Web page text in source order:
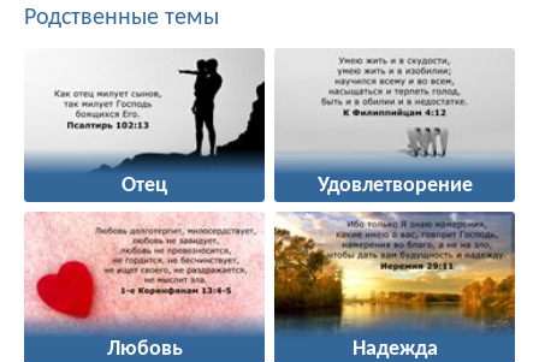
Родственные темы
Отец Удовлетворение
Любовь Надежда